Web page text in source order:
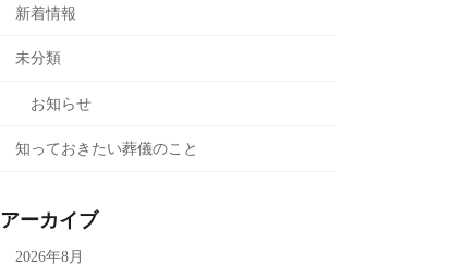
新着情報
未分類
お知らせ
知っておきたい葬儀のこと
アーカイブ
2026年8月